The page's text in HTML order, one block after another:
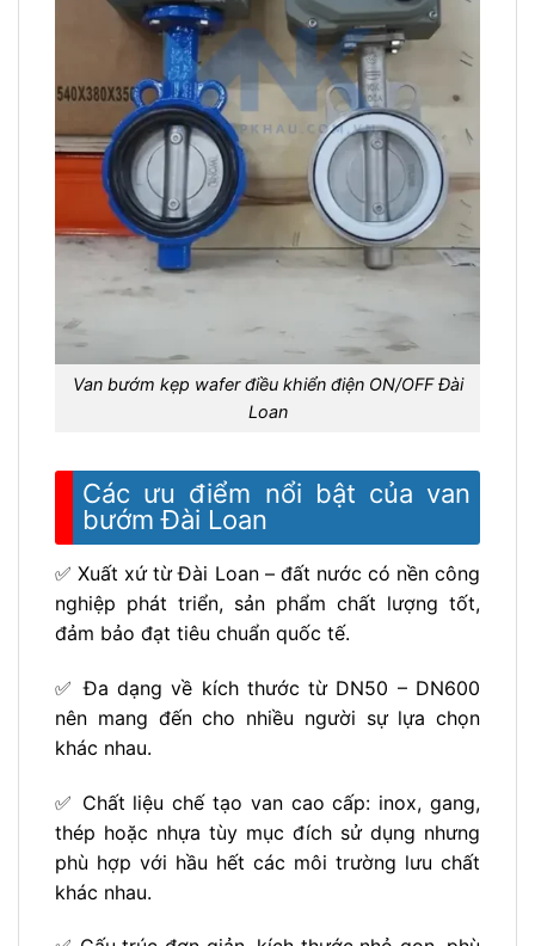
Van bướm kẹp wafer điều khiển điện ON/OFF Đài
Loan
Các ưu điểm nổi bật của van
bướm Đài Loan
✅ Xuất xứ từ Đài Loan – đất nước có nền công
nghiệp phát triển, sản phẩm chất lượng tốt,
đảm bảo đạt tiêu chuẩn quốc tế.
✅ Đa dạng về kích thước từ DN50 – DN600
nên mang đến cho nhiều người sự lựa chọn
khác nhau.
✅ Chất liệu chế tạo van cao cấp: inox, gang,
thép hoặc nhựa tùy mục đích sử dụng nhưng
phù hợp với hầu hết các môi trường lưu chất
khác nhau.